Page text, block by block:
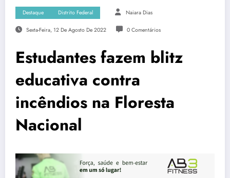
Destaque Distrito Federal Naiara Dias
Sexta-Feira, 12 De Agosto De 2022 0 Comentários
Estudantes fazem blitz
educativa contra
incêndios na Floresta
Nacional